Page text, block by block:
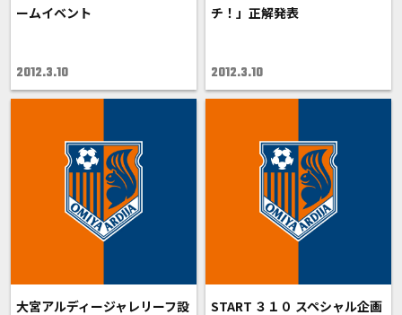
ームイベント
2012.3.10
チ！」正解発表
2012.3.10
大宮アルディージャレリーフ設 START ３１０ スペシャル企画